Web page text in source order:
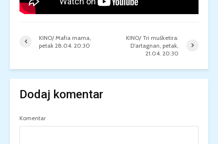
KINO/ Mafia mama,
petak 28.04. 20:30
KINO/ Tri mušketira:
D’artagnan, petak,
21.04. 20:30
Dodaj komentar
Komentar